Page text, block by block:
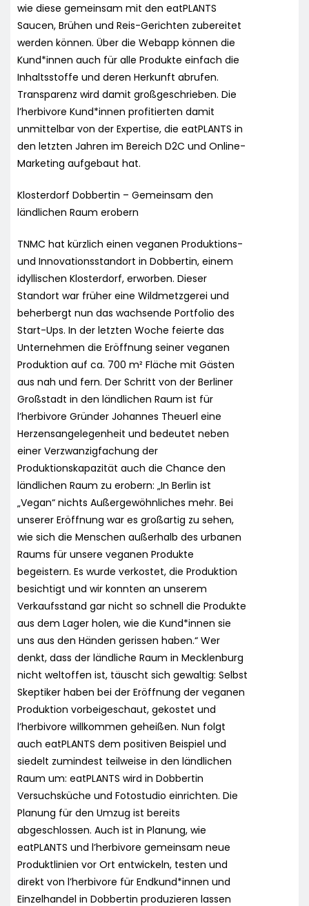
wie diese gemeinsam mit den eatPLANTS
Saucen, Brühen und Reis-Gerichten zubereitet
werden können. Über die Webapp können die
Kund*innen auch für alle Produkte einfach die
Inhaltsstoffe und deren Herkunft abrufen.
Transparenz wird damit großgeschrieben. Die
l’herbivore Kund*innen profitierten damit
unmittelbar von der Expertise, die eatPLANTS in
den letzten Jahren im Bereich D2C und Online-
Marketing aufgebaut hat.
Klosterdorf Dobbertin – Gemeinsam den
ländlichen Raum erobern
TNMC hat kürzlich einen veganen Produktions-
und Innovationsstandort in Dobbertin, einem
idyllischen Klosterdorf, erworben. Dieser
Standort war früher eine Wildmetzgerei und
beherbergt nun das wachsende Portfolio des
Start-Ups. In der letzten Woche feierte das
Unternehmen die Eröffnung seiner veganen
Produktion auf ca. 700 m² Fläche mit Gästen
aus nah und fern. Der Schritt von der Berliner
Großstadt in den ländlichen Raum ist für
l’herbivore Gründer Johannes Theuerl eine
Herzensangelegenheit und bedeutet neben
einer Verzwanzigfachung der
Produktionskapazität auch die Chance den
ländlichen Raum zu erobern: „In Berlin ist
„Vegan“ nichts Außergewöhnliches mehr. Bei
unserer Eröffnung war es großartig zu sehen,
wie sich die Menschen außerhalb des urbanen
Raums für unsere veganen Produkte
begeistern. Es wurde verkostet, die Produktion
besichtigt und wir konnten an unserem
Verkaufsstand gar nicht so schnell die Produkte
aus dem Lager holen, wie die Kund*innen sie
uns aus den Händen gerissen haben.“ Wer
denkt, dass der ländliche Raum in Mecklenburg
nicht weltoffen ist, täuscht sich gewaltig: Selbst
Skeptiker haben bei der Eröffnung der veganen
Produktion vorbeigeschaut, gekostet und
l’herbivore willkommen geheißen. Nun folgt
auch eatPLANTS dem positiven Beispiel und
siedelt zumindest teilweise in den ländlichen
Raum um: eatPLANTS wird in Dobbertin
Versuchsküche und Fotostudio einrichten. Die
Planung für den Umzug ist bereits
abgeschlossen. Auch ist in Planung, wie
eatPLANTS und l’herbivore gemeinsam neue
Produktlinien vor Ort entwickeln, testen und
direkt von l’herbivore für Endkund*innen und
Einzelhandel in Dobbertin produzieren lassen